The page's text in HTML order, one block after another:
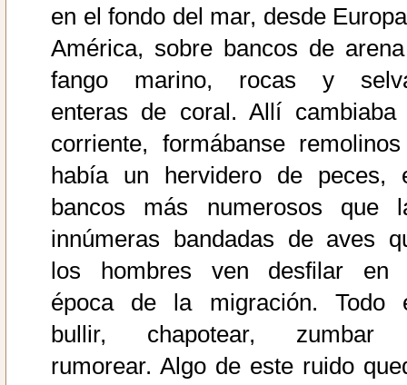
en el fondo del mar, desde
América, sobre bancos de
fango marino, rocas y
enteras de coral. Allí cambiaba
corriente, formábanse
había un hervidero de peces,
bancos más numerosos que
innúmeras bandadas de aves
los hombres ven desfilar en
época de la migración. Todo
bullir, chapotear,
rumorear. Algo de este ruido